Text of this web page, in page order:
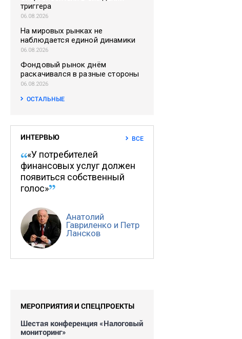
триггера
06.08.2026
На мировых рынках не
наблюдается единой динамики
06.08.2026
Фондовый рынок днём
раскачивался в разные стороны
06.08.2026
ОСТАЛЬНЫЕ
ИНТЕРВЬЮ ВСЕ
«У потребителей
финансовых услуг должен
появиться собственный
голос»
Анатолий
Гавриленко и Петр
Лансков
МЕРОПРИЯТИЯ И СПЕЦПРОЕКТЫ
Шестая конференция «Налоговый
мониторинг»